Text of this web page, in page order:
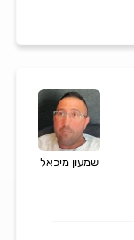
שמעון מיכאל